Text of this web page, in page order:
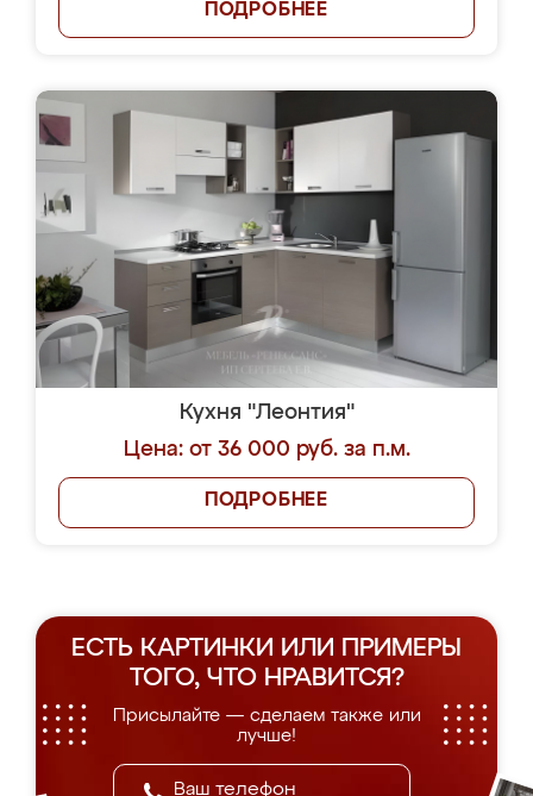
ПОДРОБНЕЕ
Кухня "Леонтия"
Цена: от 36 000 руб. за п.м.
ПОДРОБНЕЕ
ЕСТЬ КАРТИНКИ ИЛИ ПРИМЕРЫ
ТОГО, ЧТО НРАВИТСЯ?
Присылайте — сделаем также или
лучше!